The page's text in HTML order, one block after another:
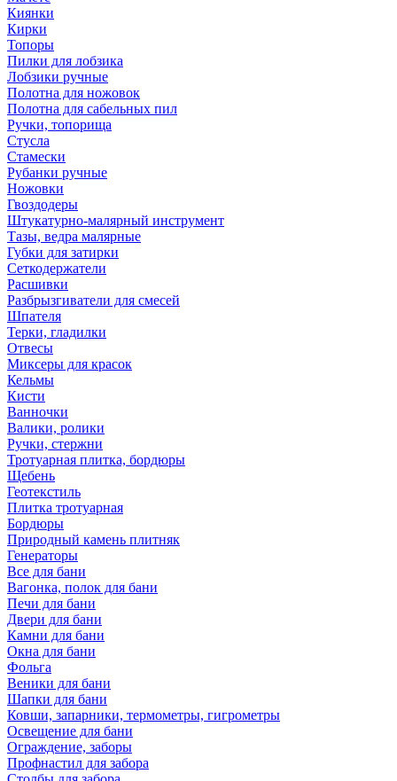
Киянки
Кирки
Топоры
Пилки для лобзика
Лобзики ручные
Полотна для ножовок
Полотна для сабельных пил
Ручки, топорища
Стусла
Стамески
Рубанки ручные
Ножовки
Гвоздодеры
Штукатурно-малярный инструмент
Тазы, ведра малярные
Губки для затирки
Сеткодержатели
Расшивки
Разбрызгиватели для смесей
Шпателя
Терки, гладилки
Отвесы
Миксеры для красок
Кельмы
Кисти
Ванночки
Валики, ролики
Ручки, стержни
Тротуарная плитка, бордюры
Щебень
Геотекстиль
Плитка тротуарная
Бордюры
Природный камень плитняк
Генераторы
Все для бани
Вагонка, полок для бани
Печи для бани
Двери для бани
Камни для бани
Окна для бани
Фольга
Веники для бани
Шапки для бани
Ковши, запарники, термометры, гигрометры
Освещение для бани
Ограждение, заборы
Профнастил для забора